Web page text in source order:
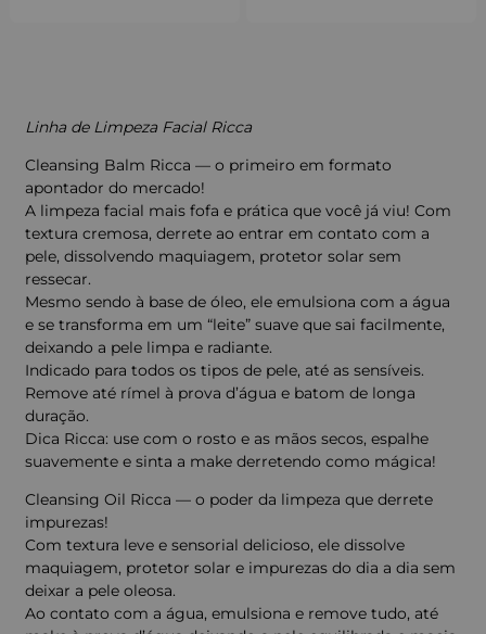
Linha de Limpeza Facial Ricca
Cleansing Balm Ricca — o primeiro em formato
apontador do mercado!
A limpeza facial mais fofa e prática que você já viu! Com
textura cremosa, derrete ao entrar em contato com a
pele, dissolvendo maquiagem, protetor solar sem
ressecar.
Mesmo sendo à base de óleo, ele emulsiona com a água
e se transforma em um “leite” suave que sai facilmente,
deixando a pele limpa e radiante.
Indicado para todos os tipos de pele, até as sensíveis.
Remove até rímel à prova d’água e batom de longa
duração.
Dica Ricca: use com o rosto e as mãos secos, espalhe
suavemente e sinta a make derretendo como mágica!
Cleansing Oil Ricca — o poder da limpeza que derrete
impurezas!
Com textura leve e sensorial delicioso, ele dissolve
maquiagem, protetor solar e impurezas do dia a dia sem
deixar a pele oleosa.
Ao contato com a água, emulsiona e remove tudo, até